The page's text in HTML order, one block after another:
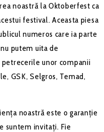
noastră la Oktoberfest ca
festival. Aceasta piesa
numeros care ia parte
putem uita de
unor companii
GSK, Selgros, Temad,
noastră este o garanție
suntem invitați. Fie